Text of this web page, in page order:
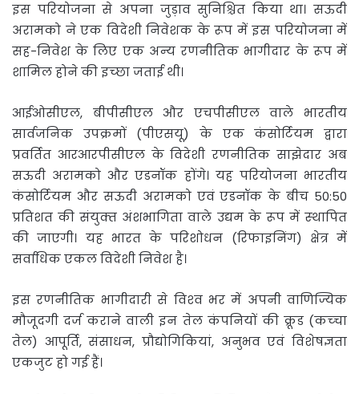
इस परियोजना से अपना जुड़ाव सुनिश्चित किया था। सऊदी
अरामको ने एक विदेशी निवेशक के रूप में इस परियोजना में
सह-निवेश के लिए एक अन्‍य रणनीतिक भागीदार के रूप में
शामिल होने की इच्‍छा जताई थी।
आईओसीएल, बीपीसीएल और एचपीसीएल वाले भारतीय
सार्वजनिक उपक्रमों (पीएसयू) के एक कंसोर्टियम द्वारा
प्रवर्त‍ित आरआरपीसीएल के विदेशी रणनीतिक साझेदार अब
सऊदी अरामको और एडनॉक होंगे। यह परियोजना भारतीय
कंसोर्टियम और सऊदी अरामको एवं एडनॉक के बीच 50:50
प्रतिशत की संयुक्‍त अंशभागिता वाले उद्यम के रूप में स्‍थापित
की जाएगी। यह भारत के परिशोधन (रिफाइनिंग) क्षेत्र में
सर्वाधिक एकल विदेशी निवेश है।
इस रणनीतिक भागीदारी से विश्‍व भर में अपनी वाणिज्यिक
मौजूदगी दर्ज कराने वाली इन तेल कंपनियों की क्रूड (कच्‍चा
तेल) आपूर्त‍ि, संसाधन, प्रौद्योगिकियां, अनुभव एवं विशेषज्ञता
एकजुट हो गई हैं।